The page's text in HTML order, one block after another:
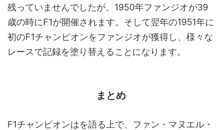
残っていませんでしたが、1950年ファンジオが39
歳の時にF1が開催されます。そして翌年の1951年に
初のF1チャンピオンをファンジオが獲得し、様々な
レースで記録を塗り替えることになります。
まとめ
F1チャンピオンはを語る上で、ファン・マヌエル・